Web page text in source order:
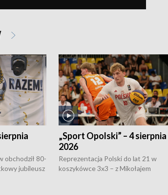
obchodził 80-
jubileusz
„Sport Opolski” – 4 sierpnia
2026
Reprezentacja Polski do lat 21 w
koszykówce 3x3 – z Mikołajem